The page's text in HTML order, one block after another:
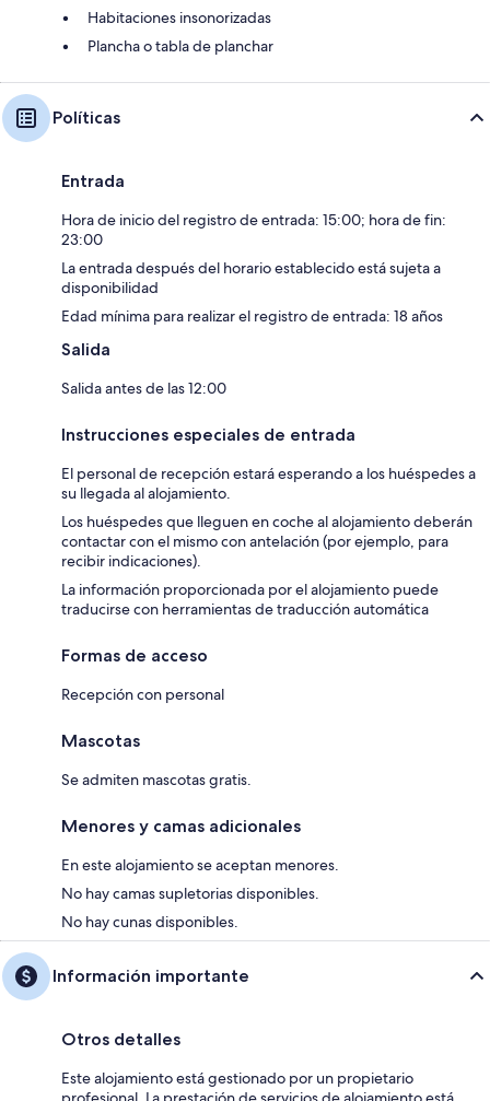
Habitaciones insonorizadas
Plancha o tabla de planchar
Políticas
Entrada
Hora de inicio del registro de entrada: 15:00; hora de fin:
23:00
La entrada después del horario establecido está sujeta a
disponibilidad
Edad mínima para realizar el registro de entrada: 18 años
Salida
Salida antes de las 12:00
Instrucciones especiales de entrada
El personal de recepción estará esperando a los huéspedes a
su llegada al alojamiento.
Los huéspedes que lleguen en coche al alojamiento deberán
contactar con el mismo con antelación (por ejemplo, para
recibir indicaciones).
La información proporcionada por el alojamiento puede
traducirse con herramientas de traducción automática
Formas de acceso
Recepción con personal
Mascotas
Se admiten mascotas gratis.
Menores y camas adicionales
En este alojamiento se aceptan menores.
No hay camas supletorias disponibles.
No hay cunas disponibles.
Información importante
Otros detalles
Este alojamiento está gestionado por un propietario